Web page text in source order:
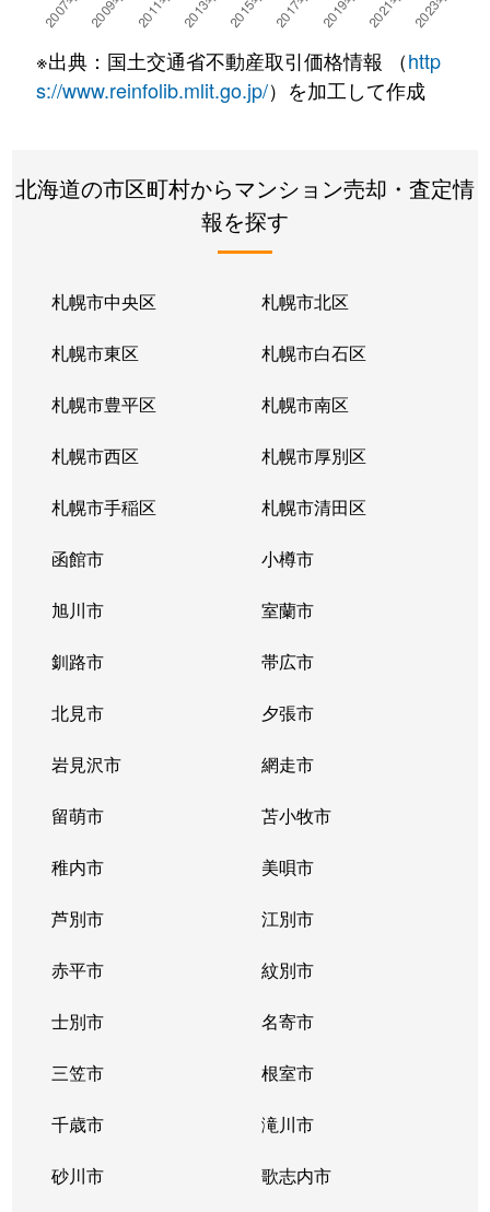
湯川町 780万円 湯の川温泉
徒歩4
湯浜町
450万円 函館アリーナ前
徒歩15
若松町
630万円 函館駅前 徒歩6
※出典：国土交通省不動産取引価格情報 （http
s://www.reinfolib.mlit.go.jp/）を加工して作成
北海道の市区町村からマンション売却・査定情
報を探す
札幌市中央区 札幌市北区
札幌市東区 札幌市白石区
札幌市豊平区 札幌市南区
札幌市西区 札幌市厚別区
札幌市手稲区 札幌市清田区
函館市 小樽市
旭川市 室蘭市
釧路市 帯広市
北見市 夕張市
岩見沢市 網走市
留萌市 苫小牧市
稚内市 美唄市
芦別市 江別市
赤平市 紋別市
士別市 名寄市
三笠市 根室市
千歳市 滝川市
砂川市 歌志内市